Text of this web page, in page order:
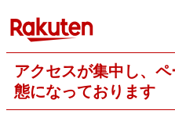
アクセスが集中し、
態になっております